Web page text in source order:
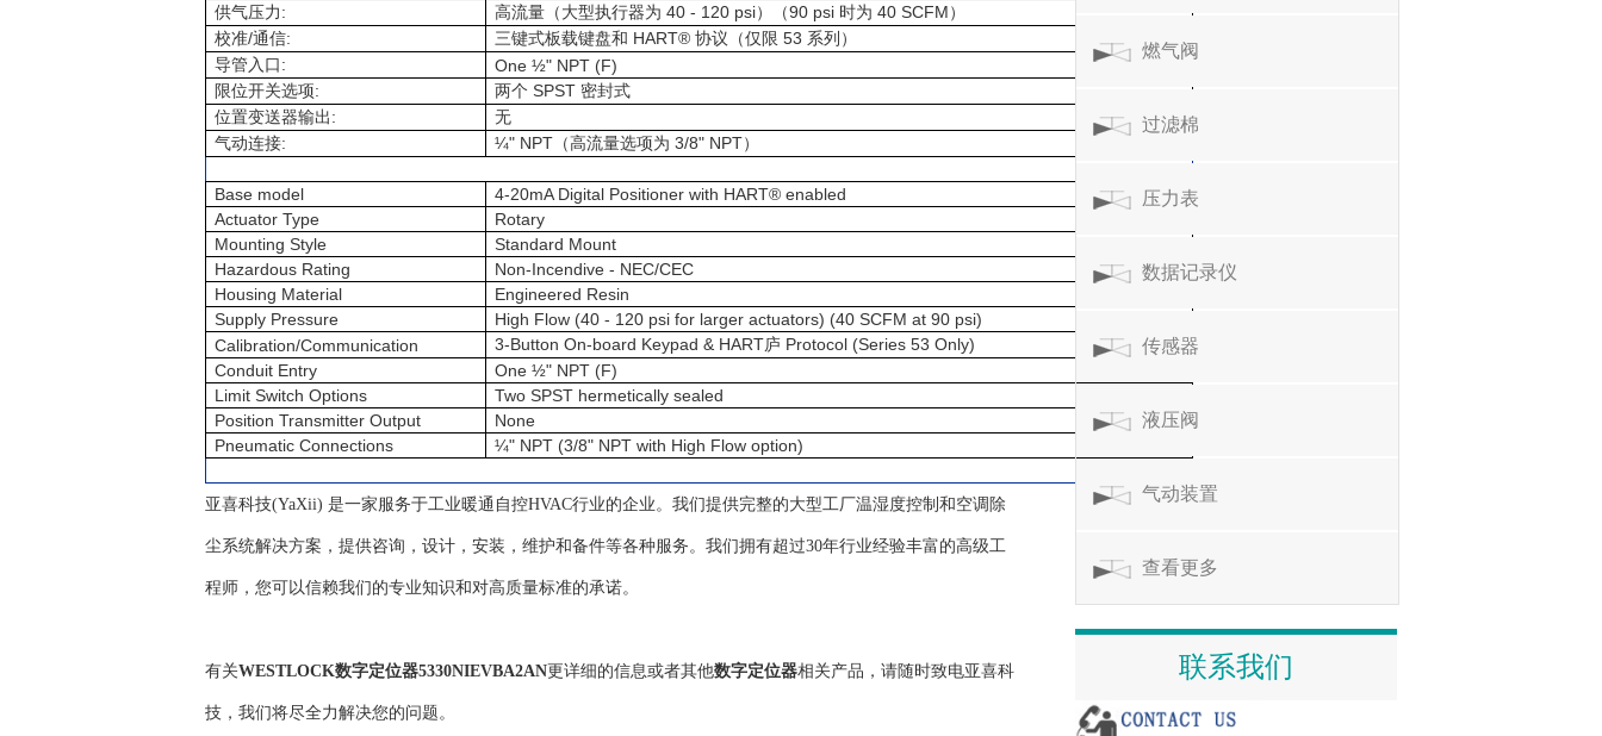
供气压力 : 高流量（大型执行器为 40 - 120 psi）（90 psi 时为 40 SCFM ）
校准/通信: 三键式板载键盘和 HART® 协议（仅限 53 系列）
导管入口 : One ½" NPT (F)
限位开关选项: 两个 SPST 密封式
位置变送器输出 :
无
气动连接: ¼" NPT （高流量选项为 3/8" NPT）
Base model
4-20mA Digital Positioner with HART® enabled
Actuator Type
Rotary
Mounting Style
Standard Mount
Hazardous Rating
Non-Incendive - NEC/CEC
Housing Material
Engineered Resin
Supply Pressure
High Flow (40 - 120 psi for larger actuators) (40 SCFM at 90 psi)
Calibration/Communication
3-Button On-board Keypad & HART庐 Protocol (Series 53 Only)
Conduit Entry
One ½" NPT (F)
Limit Switch Options
Two SPST hermetically sealed
Position Transmitter Output
None
Pneumatic Connections
¼" NPT (3/8" NPT with High Flow option)
亚喜科技(YaXii) 是一家服务于工业暖通自控HVAC行业的企业。我们提供完整的大型工厂温湿度控制和空调除
尘系统解决方案，提供咨询，设计，安装，维护和备件等各种服务。我们拥有超过30年行业经验丰富的高级工
程师，您可以信赖我们的专业知识和对高质量标准的承诺。
有关WESTLOCK数字定位器5330NIEVBA2AN更详细的信息或者其他数字定位器相关产品，请随时致电亚喜科
技，我们将尽全力解决您的问题。
燃气阀
过滤棉
压力表
数据记录仪
传感器
液压阀
气动装置
查看更多
联系我们